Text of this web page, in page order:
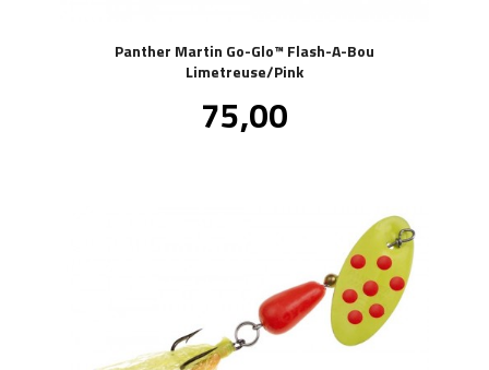
Panther Martin Go-Glo™ Flash-A-Bou
Limetreuse/Pink
Pris
75,00